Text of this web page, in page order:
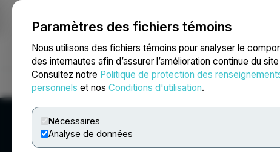
Paramètres des fichiers témoins
Nous utilisons des fichiers témoins pour analyser le
des internautes afin d’assurer l’amélioration continue du
Consultez notre Politique de protection des
personnels et nos Conditions d'utilisation.
Nécessaires
Analyse de données
NEWSFILE
Accueil À propos Services Salle de presse Blogue